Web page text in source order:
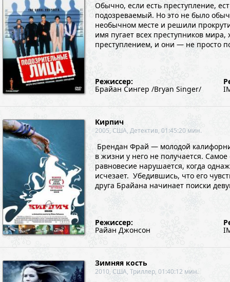
Обычно, если есть преступление,
подозреваемый. Но это не было
необычном месте и решили
имя пугает всех преступников
преступлением, и они — не просто
Режиссер:
Брайан Сингер /Bryan Singer/
Кирпич
2005, США, Детектив, 01:45:20 мин.
Брендан Фрай — молодой
в жизни у него не получается.
равновесие нарушается, когда
исчезает. Убедившись, что его
друга Брайана начинает поиски
Режиссер:
Райан Джонсон
Зимняя кость
2010, США, Триллер, 01:40:12 мин.